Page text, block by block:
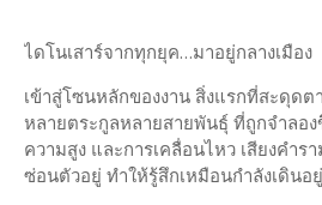
ไดโนเสาร์จากทุกยุค…มาอยู่กลางเมือง
เข้าสู่โซนหลักของงาน สิ่งแรกที่สะดุดต
หลายตระกูลหลายสายพันธุ์ ที่ถูกจำลอ
ความสูง และการเคลื่อนไหว เสียงคำร
ซ่อนตัวอยู่ ทำให้รู้สึกเหมือนกำลังเดินอ